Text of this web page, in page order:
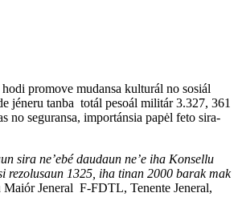
promove mudansa kulturál no sosiál
jéneru tanba totál pesoál militár 3.327, 361
no seguransa, importánsia papėl feto sira-
sira ne’ebé daudaun ne’e iha Konsellu
rezolusaun 1325, iha tinan 2000 barak mak
Maiór Jeneral F-FDTL, Tenente Jeneral,